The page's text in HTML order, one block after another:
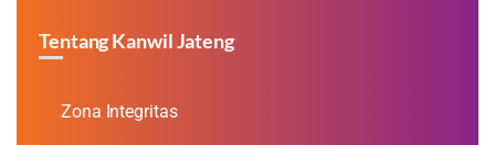
Tentang Kanwil Jateng
Zona Integritas